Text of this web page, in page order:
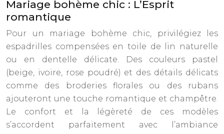
Mariage bohème chic : L’Esprit
romantique
Pour un mariage bohème chic, privilégiez les
espadrilles compensées en toile de lin naturelle
ou en dentelle délicate. Des couleurs pastel
(beige, ivoire, rose poudré) et des détails délicats
comme des broderies florales ou des rubans
ajouteront une touche romantique et champêtre.
Le confort et la légèreté de ces modèles
s’accordent parfaitement avec l’ambiance